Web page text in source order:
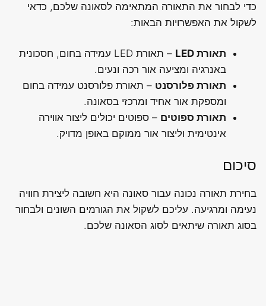
כדי לבחור את התאורה המתאימה לסאונה שלכם, כדאי
לשקול את האפשרויות הבאות:
תאורת LED
– תאורת LED עמידה בחום, חסכונית
באנרגיה ומציעה אור רכה ונעים.
תאורת פלורסנט – תאורת פלורסנט עמידה בחום
ומספקת אור אחיד ומרכזי בסאונה.
תאורת ספוטים – ספוטים יכולים ליצור אווירה
אינטימית וליצור אור ממוקם באופן מדויק.
סיכום
בחירת תאורה נכונה עבור סאונה היא חשובה ליצירת חוויה
נעימה ומרגיעה. עליכם לשקול את הגורמים השונים ולבחור
בסוג תאורה שיתאים לסוג הסאונה שלכם.